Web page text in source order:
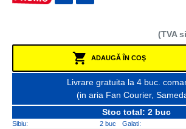
(TVA
ADAUGĂ ÎN COŞ
Livrare gratuita la 4 buc.
(in aria Fan Courier,
Stoc total: 2 buc
Sibiu: 2 buc Galati: